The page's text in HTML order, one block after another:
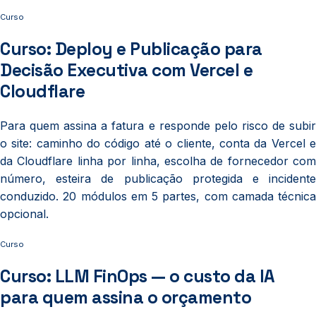
Curso
Curso: Deploy e Publicação para
Decisão Executiva com Vercel e
Cloudflare
Para quem assina a fatura e responde pelo risco de subir
o site: caminho do código até o cliente, conta da Vercel e
da Cloudflare linha por linha, escolha de fornecedor com
número, esteira de publicação protegida e incidente
conduzido. 20 módulos em 5 partes, com camada técnica
opcional.
Curso
Curso: LLM FinOps — o custo da IA
para quem assina o orçamento